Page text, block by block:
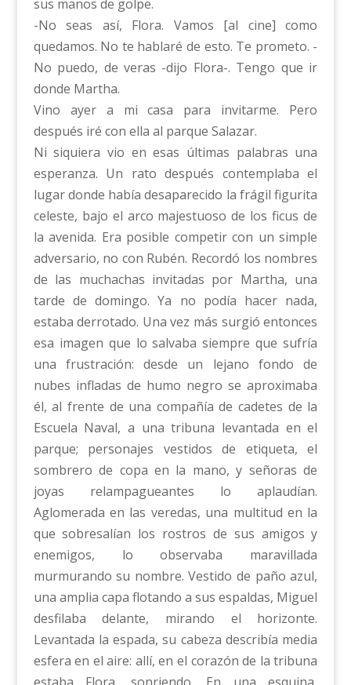
sus manos de golpe.
-No seas así, Flora. Vamos [al cine] como
quedamos. No te hablaré de esto. Te prometo. -
No puedo, de veras -dijo Flora-. Tengo que ir
donde Martha.
Vino ayer a mi casa para invitarme. Pero
después iré con ella al parque Salazar.
Ni siquiera vio en esas últimas palabras una
esperanza. Un rato después contemplaba el
lugar donde había desaparecido la frágil figurita
celeste, bajo el arco majestuoso de los ficus de
la avenida. Era posible competir con un simple
adversario, no con Rubén. Recordó los nombres
de las muchachas invitadas por Martha, una
tarde de domingo. Ya no podía hacer nada,
estaba derrotado. Una vez más surgió entonces
esa imagen que lo salvaba siempre que sufría
una frustración: desde un lejano fondo de
nubes infladas de humo negro se aproximaba
él, al frente de una compañía de cadetes de la
Escuela Naval, a una tribuna levantada en el
parque; personajes vestidos de etiqueta, el
sombrero de copa en la mano, y señoras de
joyas relampagueantes lo aplaudían.
Aglomerada en las veredas, una multitud en la
que sobresalían los rostros de sus amigos y
enemigos, lo observaba maravillada
murmurando su nombre. Vestido de paño azul,
una amplia capa flotando a sus espaldas, Miguel
desfilaba delante, mirando el horizonte.
Levantada la espada, su cabeza describía media
esfera en el aire: allí, en el corazón de la tribuna